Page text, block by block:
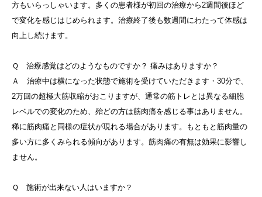
方もいらっしゃいます。多くの患者様が初回の治療から2週間後ほど
で変化を感じはじめられます。治療終了後も数週間にわたって体感は
向上し続けます。
Ｑ 治療感覚はどのようなものですか？ 痛みはありますか？
Ａ 治療中は横になった状態で施術を受けていただきます・30分で、
2万回の超極大筋収縮がおこりますが、通常の筋トレとは異なる細胞
レベルでの変化のため、殆どの方は筋肉痛を感じる事はありません。
稀に筋肉痛と同様の症状が現れる場合があります。もともと筋肉量の
多い方に多くみられる傾向があります。筋肉痛の有無は効果に影響し
ません。
Ｑ 施術が出来ない人はいますか？